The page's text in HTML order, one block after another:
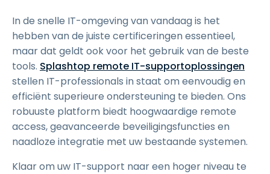
In de snelle IT-omgeving van vandaag is het
hebben van de juiste certificeringen essentieel,
maar dat geldt ook voor het gebruik van de beste
tools. Splashtop remote IT-supportoplossingen
stellen IT-professionals in staat om eenvoudig en
efficiënt superieure ondersteuning te bieden. Ons
robuuste platform biedt hoogwaardige remote
access, geavanceerde beveiligingsfuncties en
naadloze integratie met uw bestaande systemen.
Klaar om uw IT-support naar een hoger niveau te